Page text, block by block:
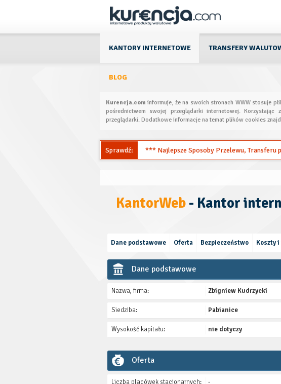
KANTORY INTERNETOWE TRANSFERY
BLOG
Kurencja.com informuje, że na swoich stronach WWW stosuje
pośrednictwem swojej przeglądarki internetowej.
przeglądarki. Dodatkowe informacje na temat plików cookies
Sprawdź: *** Najlepsze Sposoby Przelewu, Transferu
KantorWeb - Kantor
Dane podstawowe Oferta Bezpieczeństwo Koszty
Dane podstawowe
Nazwa, firma: Zbigniew Kudrzycki
Siedziba: Pabianice
Wysokość kapitału: nie dotyczy
Oferta
Liczba placówek stacjonarnych: -